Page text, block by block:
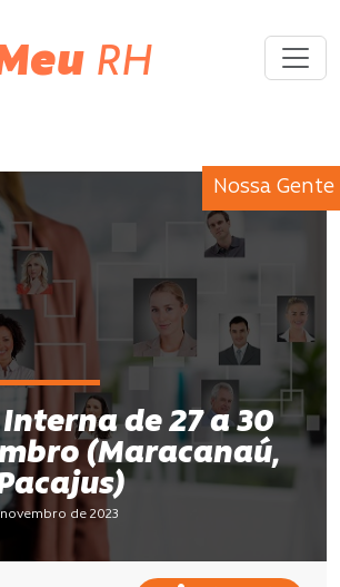
RH
Nossa Gente
de 27 a 30
(Maracanaú,
de 2023